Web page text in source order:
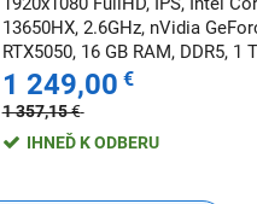
13650HX, 2.6GHz, nVidia
RTX5050, 16 GB RAM, DDR5, 1
sivý
1 249,00 €
1 357,15€
IHNEĎ K ODBERU